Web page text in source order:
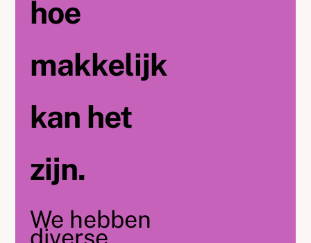
hoe
makkelijk
kan het
zijn.
We hebben
diverse